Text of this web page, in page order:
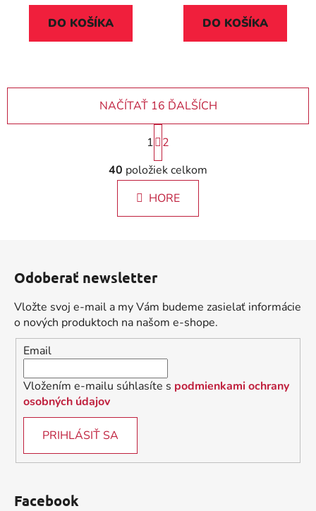
DO KOŠÍKA DO KOŠÍKA
O
v
l
á
d
e
p
r
v
k
y
v
ý
NAČÍTAŤ 16 ĎALŠÍCH
S
t
r
á
n
k
e
1
2
40 položiek celkom
HORE
Odoberať newsletter
Vložte svoj e-mail a my Vám budeme zasielať informácie
o nových produktoch na našom e-shope.
Email
Vložením e-mailu súhlasíte s podmienkami ochrany
osobných údajov
PRIHLÁSIŤ SA
Facebook